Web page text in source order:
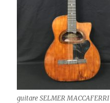
guitare SELMER MACCAFERRI